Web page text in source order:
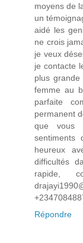
moyens de
un
aidé les
ne crois
je veux
je contacte
plus grande
femme au
parfaite
permanent
que vous
sentiments
heureux
difficultés
rapide,
Répondre